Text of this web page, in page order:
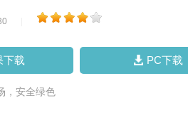
下载 PC下载
，安全绿色